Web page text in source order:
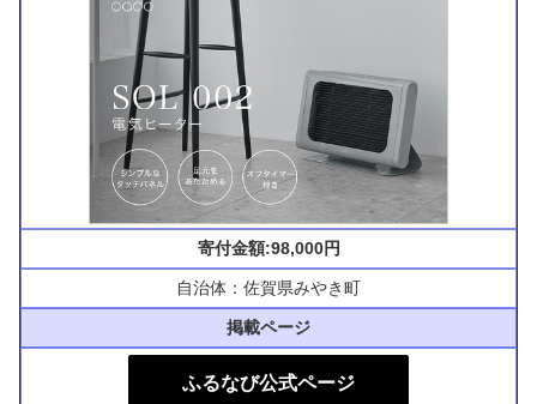
寄付金額:98,000円
自治体：佐賀県みやき町
掲載ページ
ふるなび公式ページ